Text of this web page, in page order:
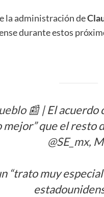
la administración de
durante estos
📰 | El acuerdo
mejor” que el
@SE_mx,
“trato muy